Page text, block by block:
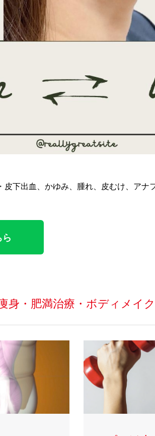
皮下出血、かゆみ、腫れ、皮むけ、アナ
身・肥満治療・ボディメイク